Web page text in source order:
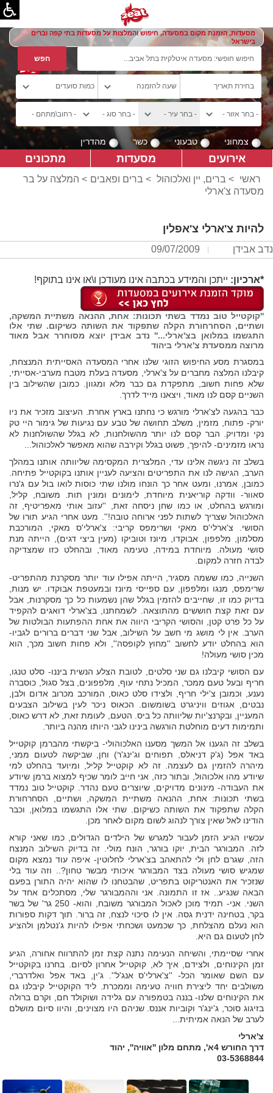
מסעדות, הזמנת מקום במסעדה, חיפוש והמלצות על מסעדות בתי קפה וברים
בישראל
צמחוני טבעוני כשר מהדרין
אירועים מסעדות מתכונים
ראשי > ברים, יין ואלכוהול > ברים ופאבים > המלצה על בר
מסעדה צ'ארלי
להיות צ'ארלי צ'אפלין
נדב אבידן 09/07/2009
*ארכיון: ייתכן והמידע בכתבה אינו מעודכן ו\או אינו בתוקף!
''קוקטייל טוב נמדד בשתי תכונות: אחת, ההנאה משתיית המשקה,
ושתיים, הסחרחורת הקלה שתפקוד את השותה כשיקום. שתי אלו
התגשמו במלואן בצ'ארלי...'' נדב אבידן יוצא מסוחרר אבל מאוד
מרוצה ממסעדת צ'ארלי ביהוד
במסגרת מסע החיפוש הזוגי שלנו אחרי המסעדה האסייתית המנצחת,
קיבלנו המלצה מחברים על צ'ארלי, מסעדה בעלת מטבח מערבי-אסייתי,
שלא פחות חשוב, מתפקדת גם כבר מלא ומגוון. כמובן שהשילוב בין
השניים קסם לנו מאוד, ויצאנו מייד לדרך.
כבר בהגעה לצ'ארלי מורגש כי נחתנו בארץ אחרת. העיצוב מזכיר את ניו
יורק- פתוח, מזמין, משלב תחושה של טבע עם נגיעות של גימור היי טק
נקי ומדויק. הבר קסם לנו יותר מהשולחנות, לא בגלל שהשולחנות לא
נראו מזמינים- להיפך, פשוט בגלל וקירבה שהוא מאפשר לאלכוהול...
בשלב זה ניגשה אלינו עדי, המלצרית המקסימה שליוותה אותנו במהלך
הערב, הגישה לנו את התפריטים והציעה לעניין אותנו בקוקטייל פתיחה.
כמובן, אמרנו, ומעט אחר כך הונחו מולנו שתי כוסות לואו בול עם ג'נרו
סאוור- וודקה קוריאנית מיוחדת, לימונים ומונין תות. משובח, קליל,
ומורגש בהחלט, או כמו שחן ניסחה זאת, ''עזוב אותי מאפריטיף, זה
האלכוהול שצריך לשתות לפני ארוחה טובה!''. מעט אחרי הגיע תורו של
הסושי. צ'ארלי'ס מאקי ושרימפס קריבי: צ'ארלי'ס מאקי, המורכבת
מסלמון, מלפפון, אבוקדו, מיונז וטוביקו (מעין ביצי דגים), הייתה מנת
סושי מעולה. מיוחדת במידה, טעימה מאוד, ובהחלט כזו שמצדיקה
לבדה חזרה למקום.
השנייה, כמו ששמה מסגיר, הייתה אפילו עוד יותר מסקרנת מהתפריט-
שרימפס, מנגו ומלפפון, עם ספייסי מיונז ובמעטפת אבוקדו. יש מנות,
בדיוק כמו זו, שחייבים להזמין בגלל שהן נשמעות כל כך מסקרנות, אבל
עם זאת קצת חוששים מהתוצאה. לשמחתנו, בצ'ארלי דואגים להקפיד
על כל פרט קטן, והסושי הקריבי היווה את אחת ההפתעות הבולטות של
הערב. אין לי מושג מי חשב על השילוב, אבל שני דברים ברורים לגביו-
הוא בהחלט יודע לחשוב ''מחוץ לקופסה'', ולא פחות חשוב מכך, הוא
מכין סושי מעולה!
עם הסושי קיבלנו גם שני סלטים, לטובת הצלע הנשית ביננו- סלט טנגו,
חריף ובעל טעם ממכר, המכיל נתחי עוף, מלפפונים, בצל סגול, כוסברה
נענע, וכמובן צ'ילי חריף, ולצידו סלט כאוס, המורכב מכרוב אדום ולבן,
נבטים, אגוזים וויניגרט בשומשום. הכאוס ניכר לעין בשילוב הצבעים
המעניין, ובקרנצ'יות שליוותה כל ביס. הטעם, לעומת זאת, לא דרש כאוס,
ותמימות דעים מוחלטת הורגשה בינינו לגבי היותו מהנה ביותר.
בשלב זה הגענו אל המשך מסענו האלכוהולי- ביקשתי מהברמן קוקטייל
באד אפל (ג'ק דניאלס, תפוחים וג'ינג'ר) וחן, שביקשה לטעום ממני,
מיהרה להזמין גם לעצמה. זה לא קוקטייל קליל, ומיועד בהחלט למי
שיודע מהו אלכוהול, ובתור כזה, אני חייב לומר שכיף למצוא ברמן שיודע
את העבודה- מינונים מדויקים, שיוצרים טעם נהדר. קוקטייל טוב נמדד
בשתי תכונות: אחת, ההנאה משתיית המשקה, ושתיים, הסחרחורת
הקלה שתפקוד את השותה כשיקום. שתי אלו התגשמו במלואן, וכבר
הודינו לאל שאין צורך לנהוג לשום מקום לאחר מכן.
עכשיו הגיע הזמן לעבור למגרש של הילדים הגדולים, כמו שאני קורא
לזה. המבורגר הבית, יוקו בורגר, הונח מולי. זה בדיוק השילוב המנצח
הזה, שגרם לחן ולי להתאהב בצ'ארלי לחלוטין- איפה עוד נמצא מקום
שמגיש סושי מעולה בצד המבורגר איכותי מבשר טחון?.. וזה עוד בלי
שנזכיר את האנטריקוט בתפריט, שהבטחנו לו שהוא יהיה התורן בפעם
הבאה שנגיע.. אז זו התמונה. אני וההמבורגר שלי, מסתכלים אחד על
השני. אני- תמיד מוכן לאכול המבורגר משובח, והוא- 250 גר' של בשר
בקר, בטחינה ידנית גסה. אין לו סיכוי לנצח, זה ברור. תוך דקות ספורות
הוא נעלם מהצלחת, כך שכמעט ושכחתי אפילו להיות ג'נטלמן ולהציע
לחן לטעום גם היא.
אחרי שסיימתי, והשיחה הנעימה נתנה קצת זמן להתרווח אחורה, הגיע
זמן הקינוחים, ולצידם, איך לא, קוקטייל אחרון לסיום. בחרנו בקוקטייל
עם השם שאומר הכל- ''צ'ארלי'ס אנג'ל''. ג'ין, באד אפל ואלדרברי,
משולבים יחד ליצירת חוויה טעימה וממכרת. ליד הקוקטייל קיבלנו גם
את הקינוחים שלנו- בננה בטמפורה עם גלידה ושוקולד חם, וקרם ברולה
בזיגוג סוכר, ג'ינג'ר וקוביות אננס. שניהם היו מצוינים, והיוו סיום מושלם
לערב של הנאה אמיתית...
צ'ארלי
דרך החורש 4א', מתחם מלון ''אוויה'', יהוד
03-5368844